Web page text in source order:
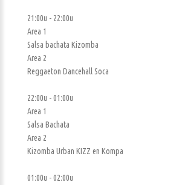
21:00u - 22:00u
Area 1
Salsa bachata Kizomba
Area 2
Reggaeton Dancehall Soca
22:00u - 01:00u
Area 1
Salsa Bachata
Area 2
Kizomba Urban KIZZ en Kompa
01:00u - 02:00u